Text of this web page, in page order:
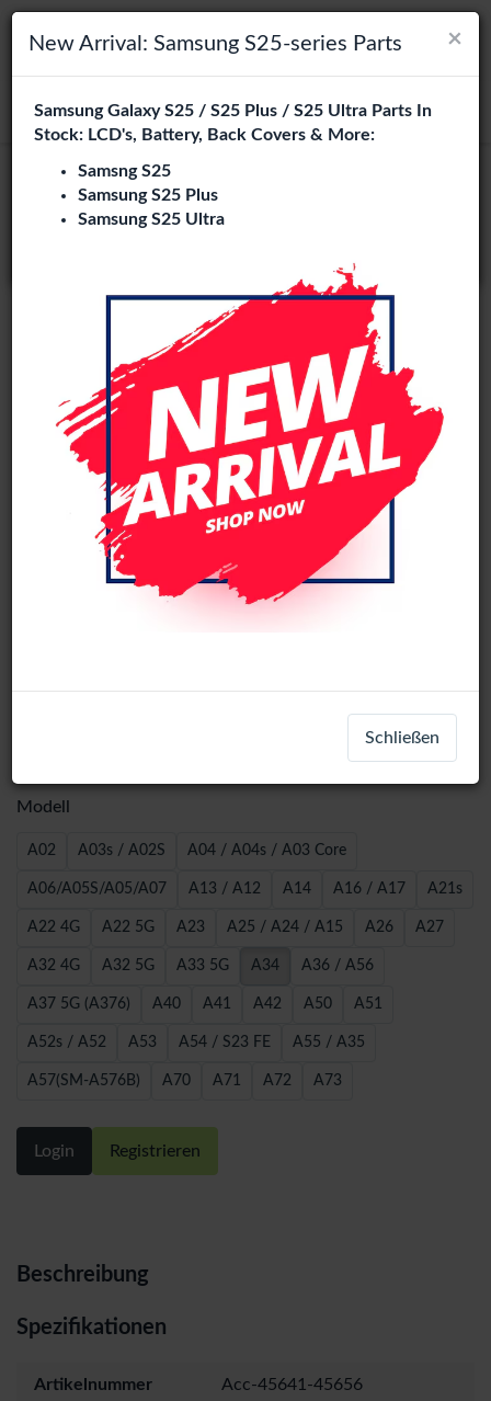
×
Wählen Sie Ihre Sprache
Es sieht so aus, als wären Sie in Vereinigte Staaten
Besuchen Sie
Navigation umschalten
suchen
Login
Wave 5D Screen Protector (Privacy)
Modell
A02 A03s / A02S A04 / A04s / A03 Core
A06/A05S/A05/A07 A13 / A12 A14 A16 / A17 A21s
A22 4G A22 5G A23 A25 / A24 / A15 A26 A27
A32 4G A32 5G A33 5G A34 A36 / A56
A37 5G (A376) A40 A41 A42 A50 A51
A52s / A52 A53 A54 / S23 FE A55 / A35
A57(SM-A576B) A70 A71 A72 A73
Login Registrieren
Beschreibung
Spezifikationen
Artikelnummer Acc-45641-45656
×
New Arrival: Samsung S25-series Parts
Samsung Galaxy S25 / S25 Plus / S25 Ultra Parts In
Stock: LCD's, Battery, Back Covers & More:
Samsng S25
Samsung S25 Plus
Samsung S25 Ultra
Schließen